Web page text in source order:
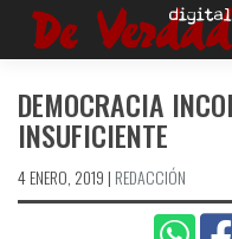
Saltar
DEMOCRACIA
INSUFICIENTE
4 ENERO, 2019 | REDACCIÓN